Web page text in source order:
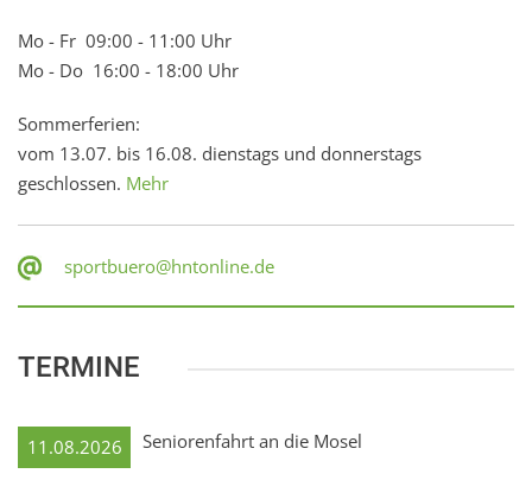
Mo - Fr 09:00 - 11:00 Uhr
Mo - Do 16:00 - 18:00 Uhr
Sommerferien:
vom 13.07. bis 16.08. dienstags und donnerstags
geschlossen. Mehr
sportbuero@hntonline.de
TERMINE
11.08.2026 Seniorenfahrt an die Mosel